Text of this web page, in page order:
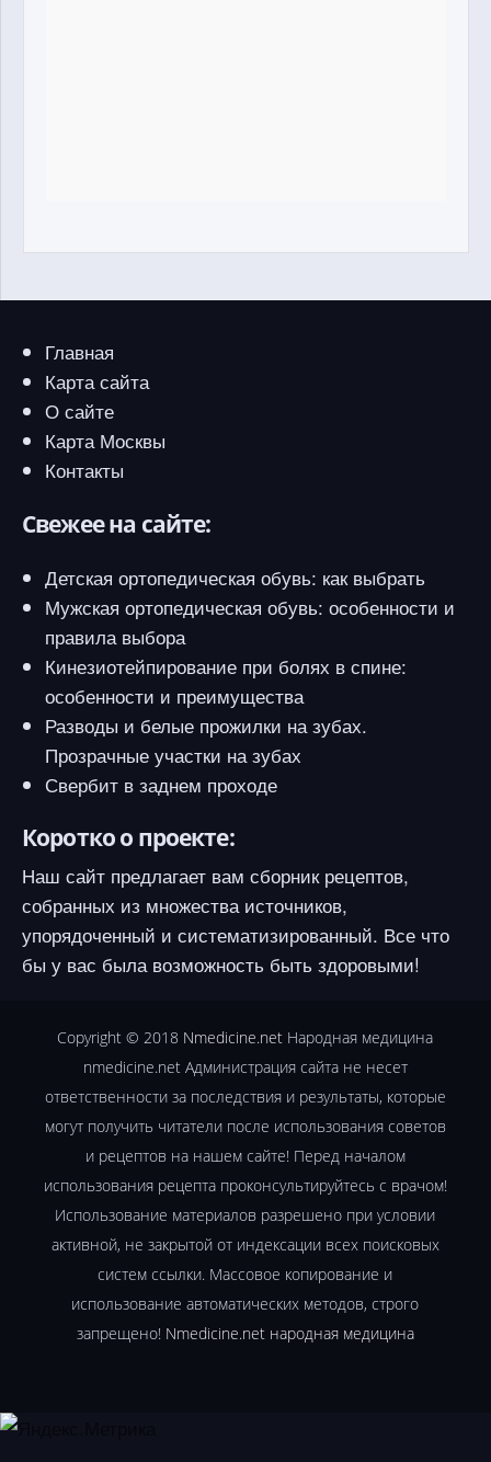
Главная
Карта сайта
О сайте
Карта Москвы
Контакты
Свежее на сайте:
Детская ортопедическая обувь: как выбрать
Мужская ортопедическая обувь: особенности и
правила выбора
Кинезиотейпирование при болях в спине:
особенности и преимущества
Разводы и белые прожилки на зубах.
Прозрачные участки на зубах
Свербит в заднем проходе
Коротко о проекте:
Наш сайт предлагает вам сборник рецептов,
собранных из множества источников,
упорядоченный и систематизированный. Все что
бы у вас была возможность быть здоровыми!
Copyright © 2018 Nmedicine.net Народная медицина
nmedicine.net Администрация сайта не несет
ответственности за последствия и результаты, которые
могут получить читатели после использования советов
и рецептов на нашем сайте! Перед началом
использования рецепта проконсультируйтесь с врачом!
Использование материалов разрешено при условии
активной, не закрытой от индексации всех поисковых
систем ссылки. Массовое копирование и
использование автоматических методов, строго
запрещено! Nmedicine.net народная медицина